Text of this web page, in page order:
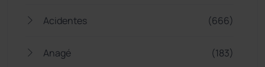
Acidentes (666)
Anagé (183)